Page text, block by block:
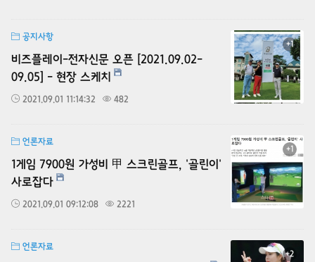
공지사항
비즈플레이-전자신문 오픈 [2021.09.02-
09.05] - 현장 스케치
2021.09.01 11:14:32 482
+1
언론자료
1게임 7900원 가성비 甲 스크린골프, '골린이'
사로잡다
2021.09.01 09:12:08 2221
+1
언론자료
+2